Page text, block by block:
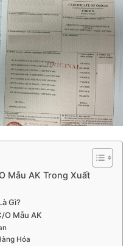
Mẫu AK Trong Xuất
Gì?
O Mẫu AK
Hóa